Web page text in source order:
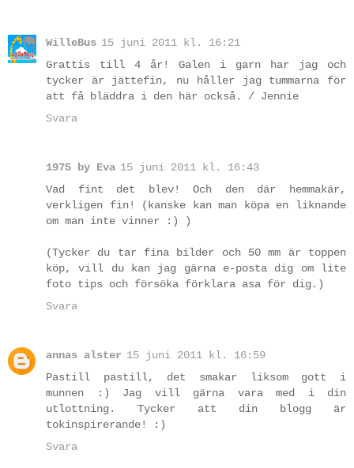
WilleBus 15 juni 2011 kl. 16:21
Grattis till 4 år! Galen i garn har jag och
tycker är jättefin, nu håller jag tummarna för
att få bläddra i den här också. / Jennie
Svara
1975 by Eva 15 juni 2011 kl. 16:43
Vad fint det blev! Och den där hemmakär,
verkligen fin! (kanske kan man köpa en liknande
om man inte vinner :) )
(Tycker du tar fina bilder och 50 mm är toppen
köp, vill du kan jag gärna e-posta dig om lite
foto tips och försöka förklara asa för dig.)
Svara
annas alster 15 juni 2011 kl. 16:59
Pastill pastill, det smakar liksom gott i
munnen :) Jag vill gärna vara med i din
utlottning. Tycker att din blogg är
tokinspirerande! :)
Svara